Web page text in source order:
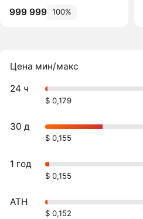
999 999 100%
Цена мин/макс
24 ч
$ 0,179
30 д
$ 0,155
1 год
$ 0,155
ATH
$ 0,152